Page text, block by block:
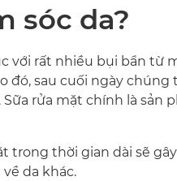
sóc da?
với rất nhiều bụi bẩn từ
đó, sau cuối ngày chúng
rửa mặt chính là sản
trong thời gian dài sẽ
da khác.